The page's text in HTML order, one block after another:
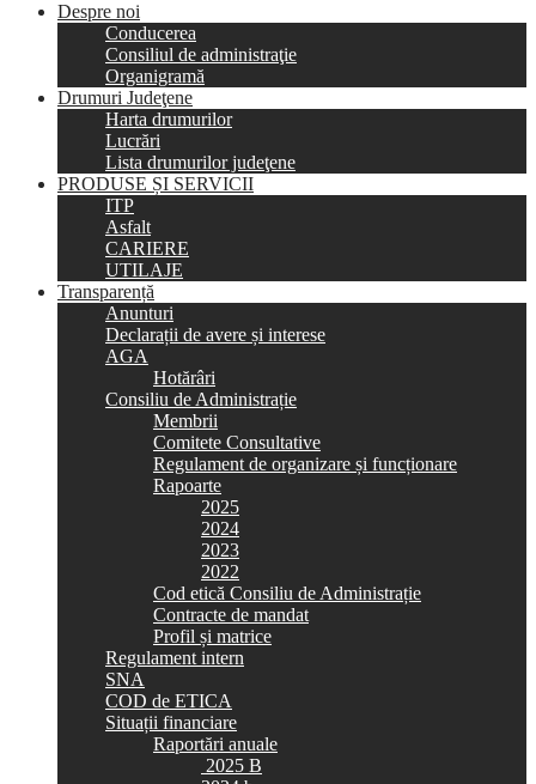
Despre noi
Conducerea
Consiliul de administraţie
Organigramă
Drumuri Judeţene
Harta drumurilor
Lucrări
Lista drumurilor judeţene
PRODUSE ȘI SERVICII
ITP
Asfalt
CARIERE
UTILAJE
Transparență
Anunturi
Declarații de avere și interese
AGA
Hotărâri
Consiliu de Administrație
Membrii
Comitete Consultative
Regulament de organizare și funcționare
Rapoarte
2025
2024
2023
2022
Cod etică Consiliu de Administrație
Contracte de mandat
Profil și matrice
Regulament intern
SNA
COD de ETICA
Situații financiare
Raportări anuale
2025 B